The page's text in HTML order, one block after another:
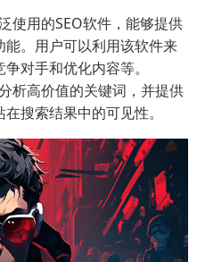
使用的SEO软件，能够提供
。用户可以利用该软件来
对手和优化内容等。
析高价值的关键词，并提供
搜索结果中的可见性。